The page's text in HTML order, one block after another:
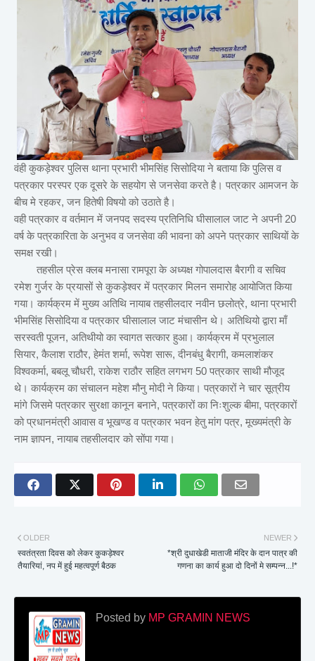
वंही कुकड़ेश्वर पुलिस थाना प्रभारी भीमसिंह सिसोदिया ने बताया कि पुलिस व
पत्रकार परस्पर एक दूसरे के सहयोग से जनसेवा करते है। पत्रकार आमजन के
बीच मे रहकर, जन हितेषी विषयो को उठाते है।
वही पत्रकार व वर्तमान में जनपद सदस्य प्रतिनिधि घीसालाल जाट ने अपनी 20
वर्ष के पत्रकारिता के अनुभव व जनसेवा की भावना को अपने पत्रकार साथियों के
समक्ष रखी।
तहसील प्रेस क्लब मनासा रामपूरा के अध्यक्ष गोपालदास बैरागी व सचिव
रमेश गुर्जर के प्रयासों से कुकड़ेश्वर में पत्रकार मिलन समारोह आयोजित किया
गया। कार्यक्रम में मुख्य अतिथि नायाब तहसीलदार नवीन छलोत्रे, थाना प्रभारी
भीमसिंह सिसोदिया व पत्रकार घीसालाल जाट मंचासीन थे। अतिथियो द्वारा माँ
सरस्वती पूजन, अतिथीयो का स्वागत सत्कार हुआ। कार्यक्रम में प्रभुलाल
सियार, कैलाश राठौर, हेमंत शर्मा, रूपेश सारू, दीनबंधु बैरागी, कमलाशंकर
विश्वकर्मा, बबलू चौधरी, राकेश राठौर सहित लगभग 50 पत्रकार साथी मौजूद
थे। कार्यक्रम का संचालन महेश मौनु मोदी ने किया। पत्रकारों ने चार सूत्रीय
मांगे जिसमे पत्रकार सुरक्षा कानून बनाने, पत्रकारों का निःशुल्क बीमा, पत्रकारों
को प्रधानमंत्री आवास व भूखण्ड व पत्रकार भवन हेतु मांग पत्र, मूख्यमंत्री के
नाम ज्ञापन, नायाब तहसीलदार को सोंपा गया।
NEWER
*श्री दुधाखेडी माताजी मंदिर के दान पात्र की
गणना का कार्य हुआ दो दिनों मे सम्पन्न...!*
OLDER
स्वतंत्रता दिवस को लेकर कुकड़ेश्वर
तैयारियां, नप में हुई महत्वपूर्ण बैठक
Posted by MP GRAMIN NEWS